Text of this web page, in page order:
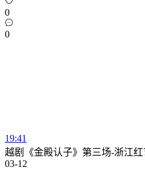
0
0
19:41
越剧《金殿认子》第三场-浙江红
03-12